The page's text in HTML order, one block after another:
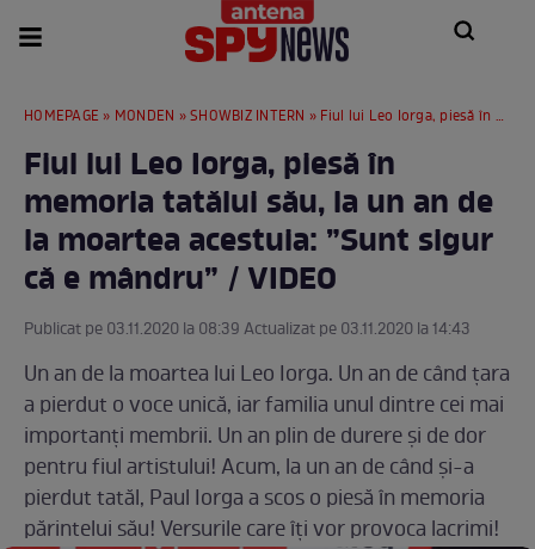
HOMEPAGE » MONDEN »SHOWBIZ INTERN » Fiul lui Leo Iorga, piesă în memoria tatălui său, la un an de la moartea acestuia: ”Sunt sigur că e mândru” / VIDEO
Fiul lui Leo Iorga, piesă în
memoria tatălui său, la un an de
la moartea acestuia: ”Sunt sigur
că e mândru” / VIDEO
Publicat pe 03.11.2020 la 08:39 Actualizat pe 03.11.2020 la 14:43
Un an de la moartea lui Leo Iorga. Un an de când țara
a pierdut o voce unică, iar familia unul dintre cei mai
importanți membrii. Un an plin de durere și de dor
pentru fiul artistului! Acum, la un an de când și-a
pierdut tatăl, Paul Iorga a scos o piesă în memoria
părintelui său! Versurile care îți vor provoca lacrimi!